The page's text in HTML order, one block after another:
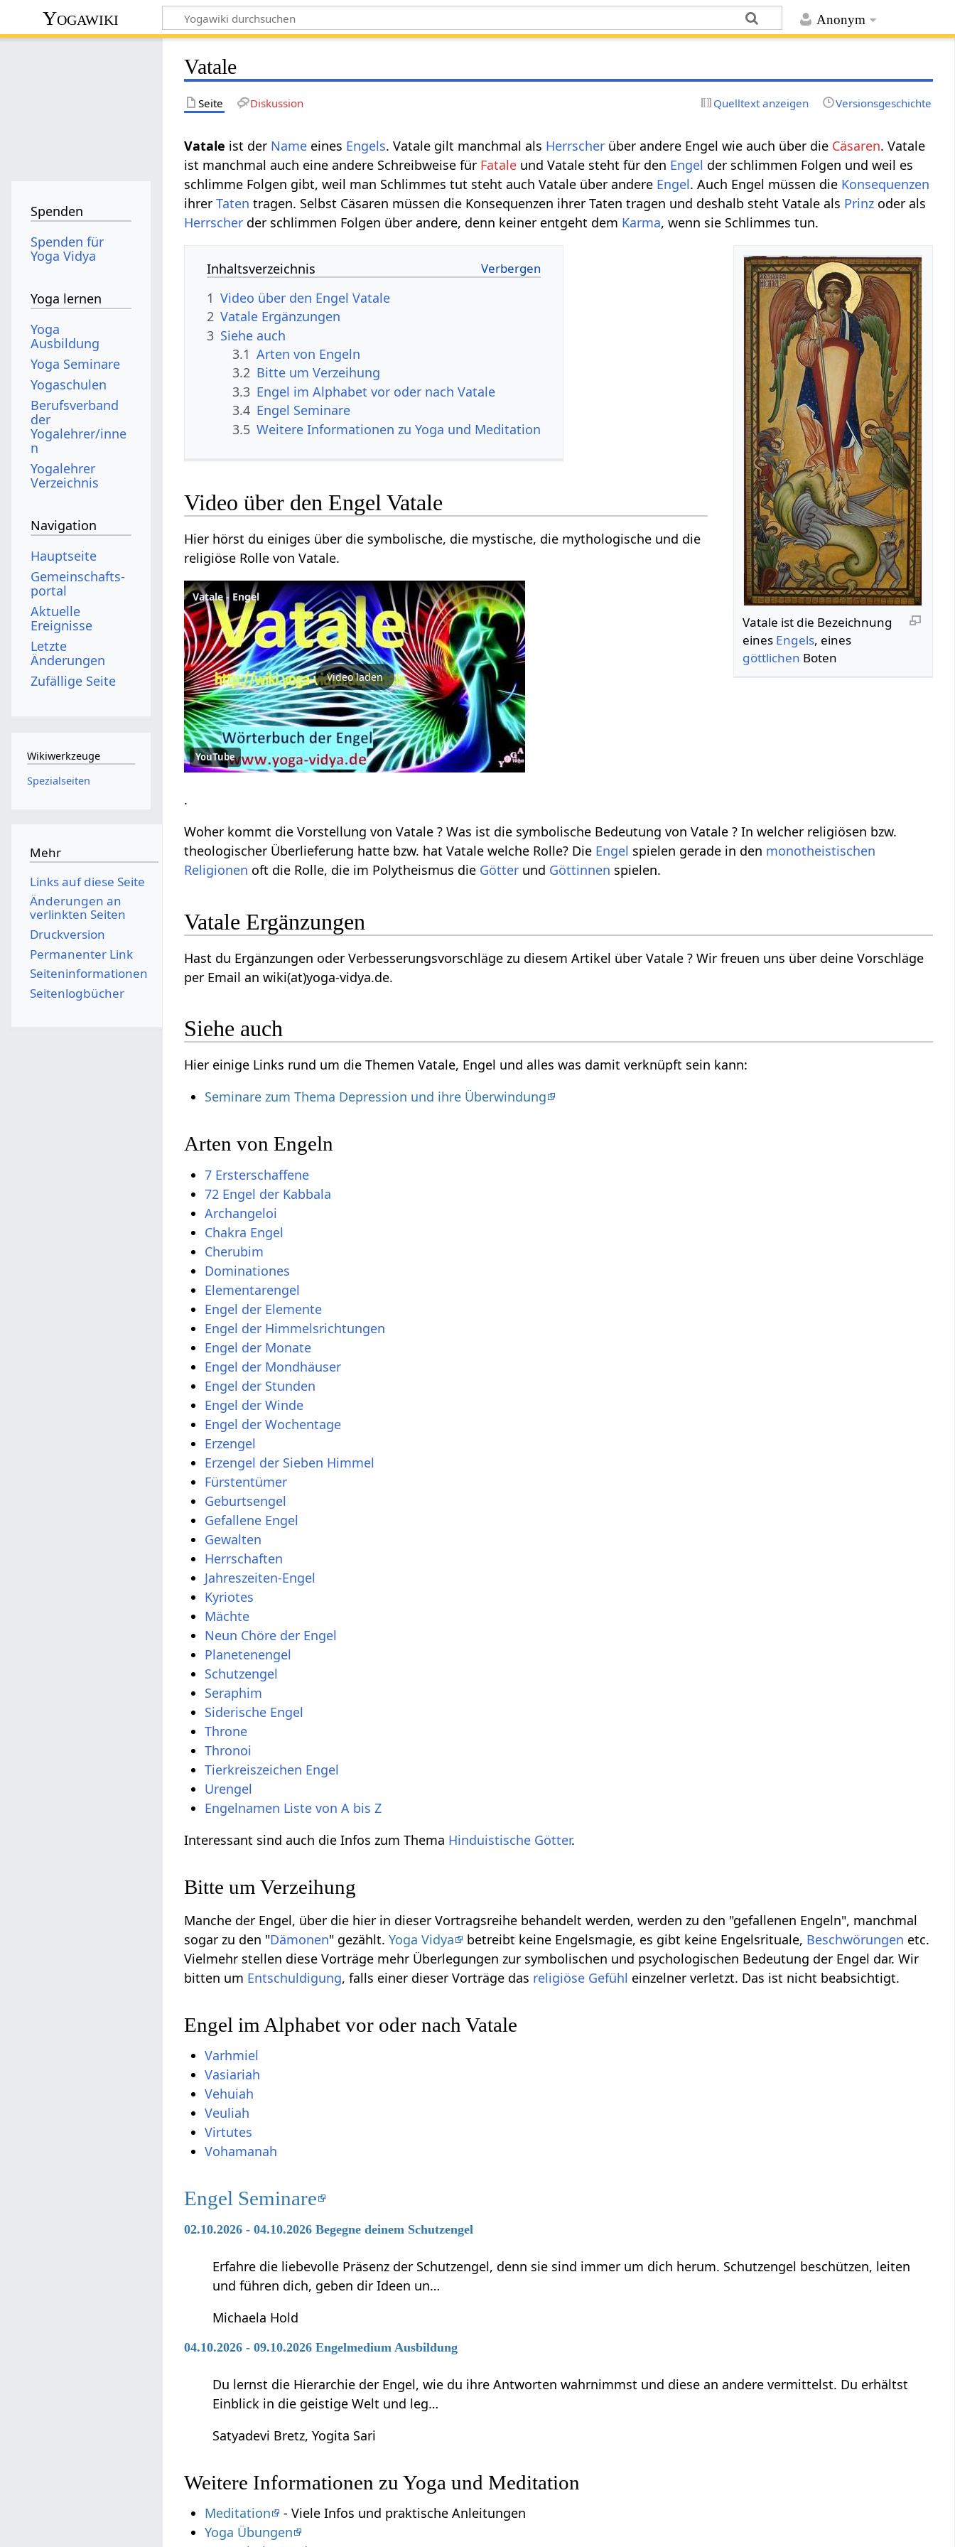
Anonym
Yogawiki
Vatale
Seite Diskussion Quelltext anzeigen Versionsgeschichte
Vatale ist der Name eines Engels. Vatale gilt manchmal als Herrscher über andere Engel wie auch über die Cäsaren. Vatale
ist manchmal auch eine andere Schreibweise für Fatale und Vatale steht für den Engel der schlimmen Folgen und weil es
schlimme Folgen gibt, weil man Schlimmes tut steht auch Vatale über andere Engel. Auch Engel müssen die Konsequenzen
ihrerTaten tragen. Selbst Cäsaren müssen die Konsequenzen ihrer Taten tragen und deshalb steht Vatale als Prinz oder als
Herrscher der schlimmen Folgen über andere, denn keiner entgeht dem Karma, wenn sie Schlimmes tun.
Vatale ist die Bezeichnung
eines Engels, eines
göttlichen Boten
Inhaltsverzeichnis
1 Video über den Engel Vatale
2 Vatale Ergänzungen
3 Siehe auch
3.1 Arten von Engeln
3.2 Bitte um Verzeihung
3.3 Engel im Alphabet vor oder nach Vatale
3.4 Engel Seminare
3.5 Weitere Informationen zu Yoga und Meditation
Video über den Engel Vatale
Hier hörst du einiges über die symbolische, die mystische, die mythologische und die
religiöse Rolle von Vatale.
Vatale - Engel
Video laden
YouTube
.
Woher kommt die Vorstellung von Vatale ? Was ist die symbolische Bedeutung von Vatale ? In welcher religiösen bzw.
theologischer Überlieferung hatte bzw. hat Vatale welche Rolle? Die Engel spielen gerade in den monotheistischen
Religionen oft die Rolle, die im Polytheismus die Götter und Göttinnen spielen.
Vatale Ergänzungen
Hast du Ergänzungen oder Verbesserungsvorschläge zu diesem Artikel über Vatale ? Wir freuen uns über deine Vorschläge
per Email an wiki(at)yoga-vidya.de.
Siehe auch
Hier einige Links rund um die Themen Vatale, Engel und alles was damit verknüpft sein kann:
Seminare zum Thema Depression und ihre Überwindung
Arten von Engeln
7 Ersterschaffene
72 Engel der Kabbala
Archangeloi
Chakra Engel
Cherubim
Dominationes
Elementarengel
Engel der Elemente
Engel der Himmelsrichtungen
Engel der Monate
Engel der Mondhäuser
Engel der Stunden
Engel der Winde
Engel der Wochentage
Erzengel
Erzengel der Sieben Himmel
Fürstentümer
Geburtsengel
Gefallene Engel
Gewalten
Herrschaften
Jahreszeiten-Engel
Kyriotes
Mächte
Neun Chöre der Engel
Planetenengel
Schutzengel
Seraphim
Siderische Engel
Throne
Thronoi
Tierkreiszeichen Engel
Urengel
Engelnamen Liste von A bis Z
Interessant sind auch die Infos zum Thema Hinduistische Götter.
Bitte um Verzeihung
Manche der Engel, über die hier in dieser Vortragsreihe behandelt werden, werden zu den "gefallenen Engeln", manchmal
sogar zu den "Dämonen" gezählt.Yoga Vidya betreibt keine Engelsmagie, es gibt keine Engelsrituale, Beschwörungen etc.
Vielmehr stellen diese Vorträge mehr Überlegungen zur symbolischen und psychologischen Bedeutung der Engel dar. Wir
bitten um Entschuldigung, falls einer dieser Vorträge das religiöse Gefühl einzelner verletzt. Das ist nicht beabsichtigt.
Engel im Alphabet vor oder nach Vatale
Varhmiel
Vasiariah
Vehuiah
Veuliah
Virtutes
Vohamanah
Engel Seminare
02.10.2026 - 04.10.2026 Begegne deinem Schutzengel
Erfahre die liebevolle Präsenz der Schutzengel, denn sie sind immer um dich herum. Schutzengel beschützen, leiten
und führen dich, geben dir Ideen un…
Michaela Hold
04.10.2026 - 09.10.2026 Engelmedium Ausbildung
Du lernst die Hierarchie der Engel, wie du ihre Antworten wahrnimmst und diese an andere vermittelst. Du erhältst
Einblick in die geistige Welt und leg…
Satyadevi Bretz, Yogita Sari
Weitere Informationen zu Yoga und Meditation
Meditation
- Viele Infos und praktische Anleitungen
Yoga Übungen
Spenden
Spenden für
Yoga Vidya
Yoga lernen
Yoga
Ausbildung
Yoga Seminare
Yogaschulen
Berufsverband
der
Yogalehrer/inne
n
Yogalehrer
Verzeichnis
Navigation
Hauptseite
Gemeinschafts­
portal
Aktuelle
Ereignisse
Letzte
Änderungen
Zufällige Seite
Wikiwerkzeuge
Spezialseiten
Mehr
Links auf diese Seite
Änderungen an
verlinkten Seiten
Druckversion
Permanenter Link
Seiten­­informationen
Seitenlogbücher